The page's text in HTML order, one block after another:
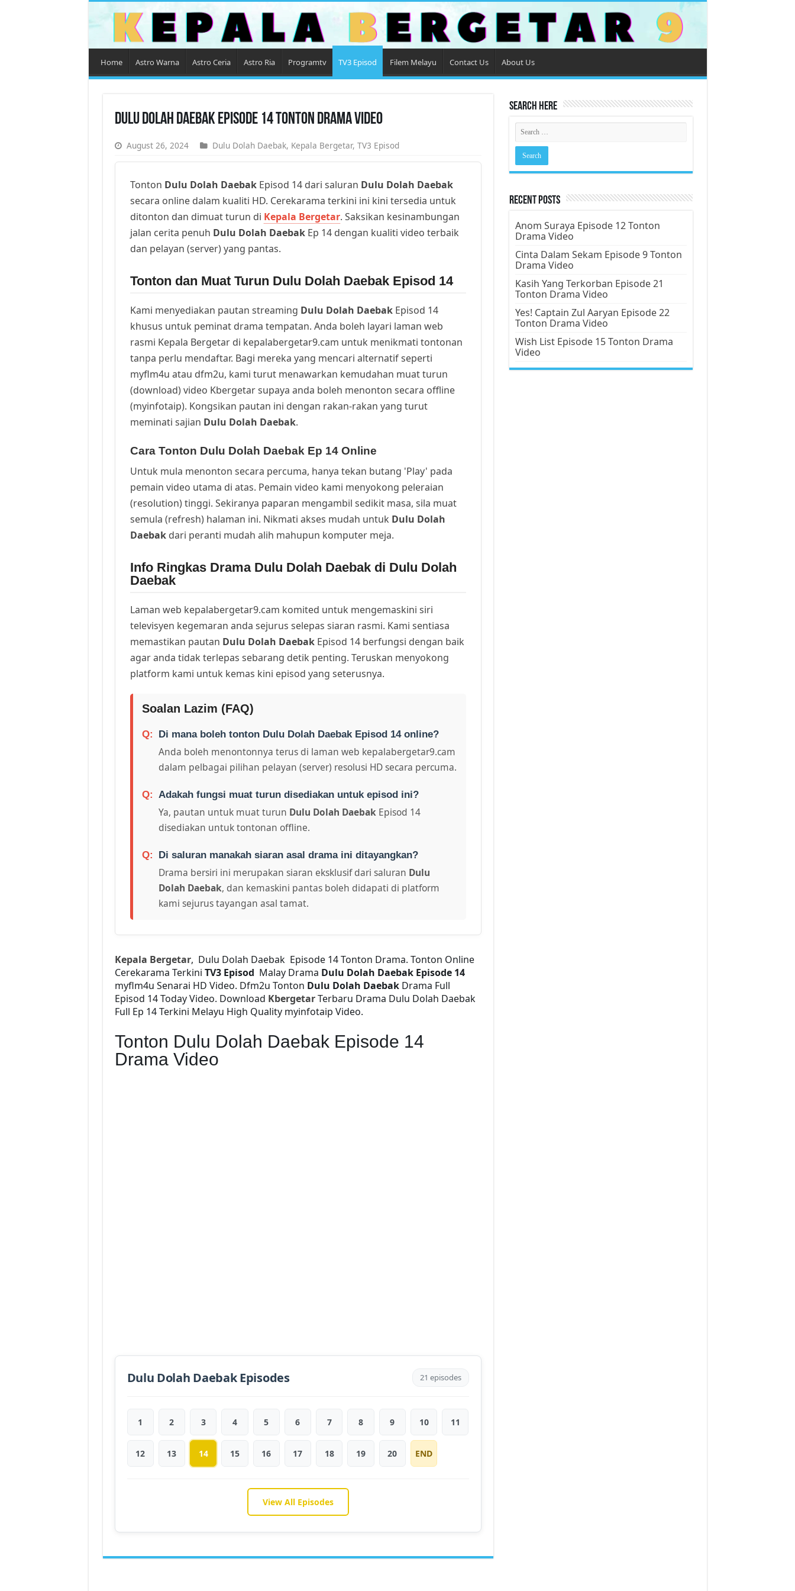
Home Astro Warna Astro Ceria Astro Ria Programtv TV3 Episod Filem Melayu Contact Us About Us
Dulu Dolah Daebak Episode 14 Tonton Drama Video
August 26, 2024 Dulu Dolah Daebak, Kepala Bergetar, TV3 Episod
Tonton Dulu Dolah DaebakEpisod 14 dari saluran Dulu Dolah Daebak
secara online dalam kualiti HD. Cerekarama terkini ini kini tersedia untuk
ditonton dan dimuat turun di Kepala Bergetar. Saksikan kesinambungan
jalan cerita penuh Dulu Dolah DaebakEp 14 dengan kualiti video terbaik
dan pelayan (server) yang pantas.
Tonton dan Muat Turun Dulu Dolah Daebak Episod 14
Kami menyediakan pautan streaming Dulu Dolah DaebakEpisod 14
khusus untuk peminat drama tempatan. Anda boleh layari laman web
rasmi Kepala Bergetar di kepalabergetar9.cam untuk menikmati tontonan
tanpa perlu mendaftar. Bagi mereka yang mencari alternatif seperti
myflm4u atau dfm2u, kami turut menawarkan kemudahan muat turun
(download) video Kbergetar supaya anda boleh menonton secara offline
(myinfotaip). Kongsikan pautan ini dengan rakan-rakan yang turut
meminati sajian Dulu Dolah Daebak.
Cara Tonton Dulu Dolah Daebak Ep 14 Online
Untuk mula menonton secara percuma, hanya tekan butang 'Play' pada
pemain video utama di atas. Pemain video kami menyokong peleraian
(resolution) tinggi. Sekiranya paparan mengambil sedikit masa, sila muat
semula (refresh) halaman ini. Nikmati akses mudah untuk Dulu Dolah
Daebakdari peranti mudah alih mahupun komputer meja.
Info Ringkas Drama Dulu Dolah Daebak di Dulu Dolah
Daebak
Laman web kepalabergetar9.cam komited untuk mengemaskini siri
televisyen kegemaran anda sejurus selepas siaran rasmi. Kami sentiasa
memastikan pautan Dulu Dolah DaebakEpisod 14 berfungsi dengan baik
agar anda tidak terlepas sebarang detik penting. Teruskan menyokong
platform kami untuk kemas kini episod yang seterusnya.
Soalan Lazim (FAQ)
Di mana boleh tonton Dulu Dolah Daebak Episod 14 online?
Anda boleh menontonnya terus di laman web kepalabergetar9.cam
dalam pelbagai pilihan pelayan (server) resolusi HD secara percuma.
Adakah fungsi muat turun disediakan untuk episod ini?
Ya, pautan untuk muat turun Dulu Dolah DaebakEpisod 14
disediakan untuk tontonan offline.
Di saluran manakah siaran asal drama ini ditayangkan?
Drama bersiri ini merupakan siaran eksklusif dari saluran Dulu
Dolah Daebak, dan kemaskini pantas boleh didapati di platform
kami sejurus tayangan asal tamat.
Kepala Bergetar, Dulu Dolah Daebak Episode 14 Tonton Drama. Tonton Online
Cerekarama Terkini TV3 Episod Malay Drama Dulu Dolah Daebak Episode 14
myflm4u Senarai HD Video. Dfm2u Tonton Dulu Dolah DaebakDrama Full
Episod 14 Today Video. Download KbergetarTerbaru Drama Dulu Dolah Daebak
Full Ep 14 Terkini Melayu High Quality myinfotaip Video.
Tonton Dulu Dolah Daebak Episode 14
Drama Video
Dulu Dolah Daebak Episodes 21 episodes
1 2 3 4 5 6 7 8 9 10 11
12 13 14 15 16 17 18 19 20 END
View All Episodes
Search Here
Recent Posts
Anom Suraya Episode 12 Tonton
Drama Video
Cinta Dalam Sekam Episode 9 Tonton
Drama Video
Kasih Yang Terkorban Episode 21
Tonton Drama Video
Yes! Captain Zul Aaryan Episode 22
Tonton Drama Video
Wish List Episode 15 Tonton Drama
Video